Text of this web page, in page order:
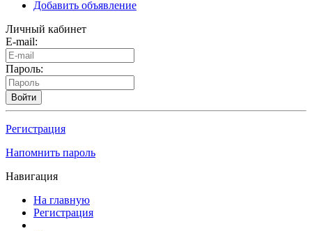
Добавить объявление
Личный кабинет
E-mail:
Пароль:
Войти
Регистрация
Напомнить пароль
Навигация
На главную
Регистрация